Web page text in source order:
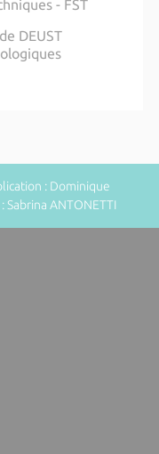
- FST
DEUST
: Dominique
ANTONETTI